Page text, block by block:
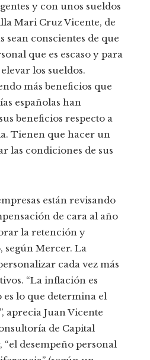
y con unos sueldos
Mari Cruz Vicente, de
sean conscientes de que
que es escaso y para
los sueldos.
más beneficios que
españolas han
beneficios respecto a
Tienen que hacer un
las condiciones de sus
están revisando
de cara al año
la retención y
según Mercer. La
cada vez más
“La inflación es
lo que determina el
aprecia Juan Vicente
de Capital
desempeño personal